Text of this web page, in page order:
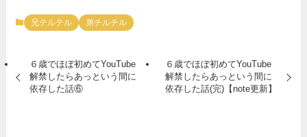
兄テルテル 弟チルチル
６歳でほぼ初めてYouTube
解禁したらあっという間に
依存した話⑥
６歳でほぼ初めてYouTube
解禁したらあっという間に
依存した話(完)【note更新】